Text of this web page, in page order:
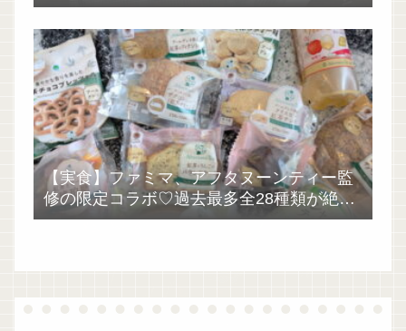
【実食】ファミマ、アフタヌーンティー監
修の限定コラボ♡過去最多全28種類が絶品
過ぎた！